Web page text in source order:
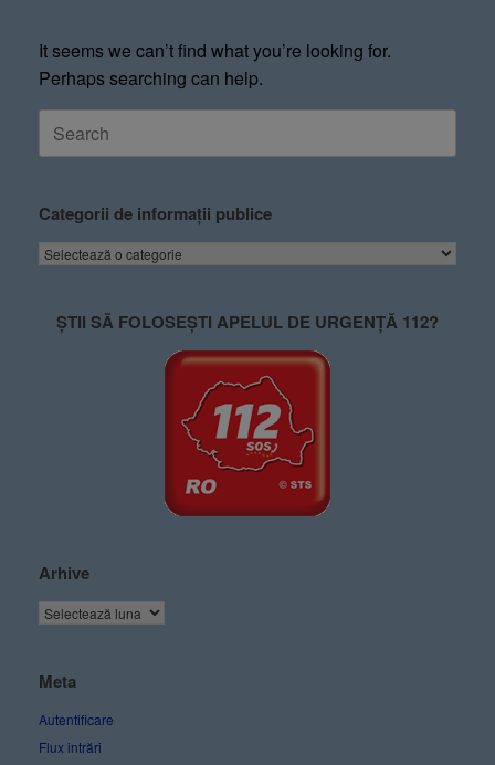
It seems we can’t find what you’re looking for.
Perhaps searching can help.
Categorii de informații publice
ȘTII SĂ FOLOSEȘTI APELUL DE URGENȚĂ 112?
Arhive
Meta
Autentificare
Flux intrări